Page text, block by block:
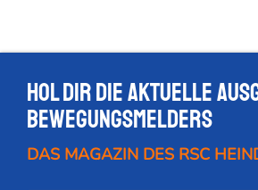
Hol dir die Aktuelle
Bewegungsmelders
DAS MAGAZIN DES RSC